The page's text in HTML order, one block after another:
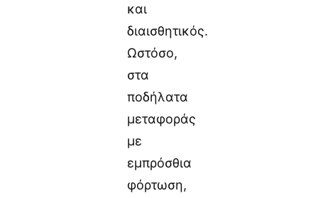
και
διαισθητικός.
Ωστόσο,
στα
ποδήλατα
μεταφοράς
με
εμπρόσθια
φόρτωση,